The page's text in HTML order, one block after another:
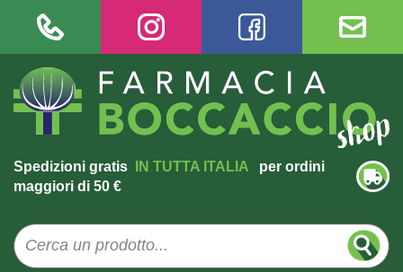
Spedizioni gratis IN TUTTA ITALIA
per ordini
maggiori di 50 €